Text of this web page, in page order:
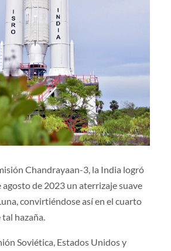
Chandrayaan-3, la India logró
agosto de 2023 un aterrizaje suave
convirtiéndose así en el cuarto
hazaña.
Soviética, Estados Unidos y